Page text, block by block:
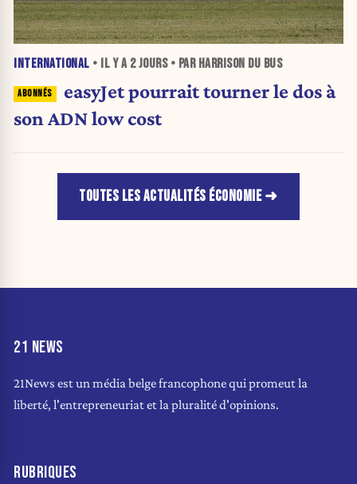
INTERNATIONAL • IL Y A 2 JOURS• PAR HARRISON DU BUS
easyJet pourrait tourner le dos à
son ADN low cost
TOUTES LES ACTUALITÉS ÉCONOMIE
21 NEWS
21News est un média belge francophone qui promeut la
liberté, l'entrepreneuriat et la pluralité d'opinions.
RUBRIQUES